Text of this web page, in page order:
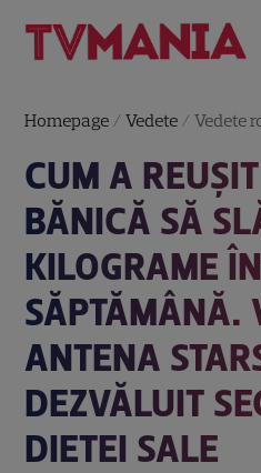
Homepage /Vedete /Vedete
CUM A
BĂNICĂ SĂ
KILOGRAME
SĂPTĂMÂNĂ.
ANTENA
DEZVĂLUIT
DIETEI SALE